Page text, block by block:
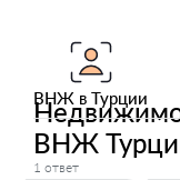
ВНЖ в Турции
ВНЖ
1 ответ